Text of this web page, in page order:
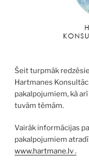
Šeit turpmāk
Hartmanes
pakalpojumiem, kā
tuvām tēmām.
Vairāk informācijas
pakalpojumiem
www.hartmane.lv .